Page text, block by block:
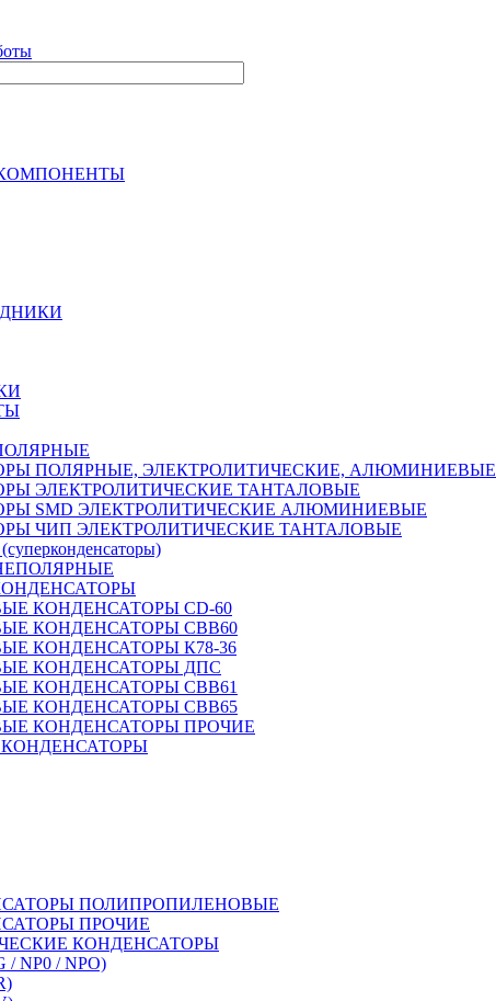
ПОЛЯРНЫЕ, ЭЛЕКТРОЛИТИЧЕСКИЕ, АЛЮМИНИЕВЫЕ
ЭЛЕКТРОЛИТИЧЕСКИЕ ТАНТАЛОВЫЕ
SMD ЭЛЕКТРОЛИТИЧЕСКИЕ АЛЮМИНИЕВЫЕ
ЧИП ЭЛЕКТРОЛИТИЧЕСКИЕ ТАНТАЛОВЫЕ
КОНДЕНСАТОРЫ CD-60
КОНДЕНСАТОРЫ CBB60
КОНДЕНСАТОРЫ К78-36
КОНДЕНСАТОРЫ ДПС
КОНДЕНСАТОРЫ CBB61
КОНДЕНСАТОРЫ CBB65
КОНДЕНСАТОРЫ ПРОЧИЕ
ПОЛИПРОПИЛЕНОВЫЕ
ПРОЧИЕ
КОНДЕНСАТОРЫ
/ NP0 / NPO)